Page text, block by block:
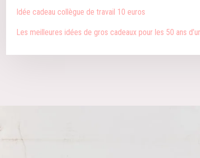
Idée cadeau collègue de travail 10 euros
Les meilleures idées de gros cadeaux pour les 50 ans